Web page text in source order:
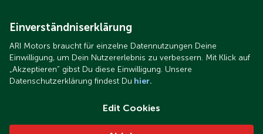
Einverständniserklärung
ARI Motors braucht für einzelne Datennutzungen Deine
Einwilligung, um Dein Nutzererlebnis zu verbessern. Mit Klick auf
„Akzeptieren“ gibst Du diese Einwilligung. Unsere
Datenschutzerklärung findest Du hier.
Edit Cookies